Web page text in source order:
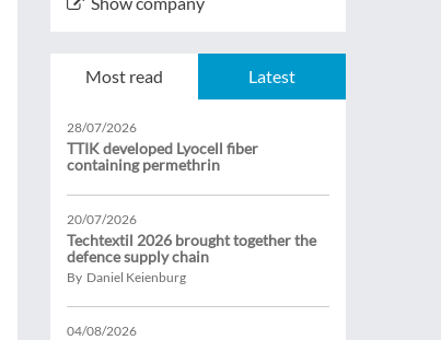
Most read Latest
28/07/2026
TTIK developed Lyocell fiber
containing permethrin
20/07/2026
Techtextil 2026 brought together the
defence supply chain
By Daniel Keienburg
04/08/2026